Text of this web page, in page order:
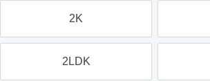
2K
2LDK